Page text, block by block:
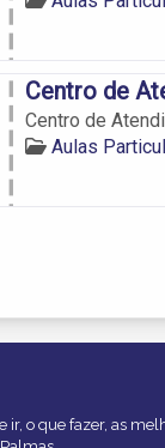
Centro de
Centro de
Aulas
o que fazer, as